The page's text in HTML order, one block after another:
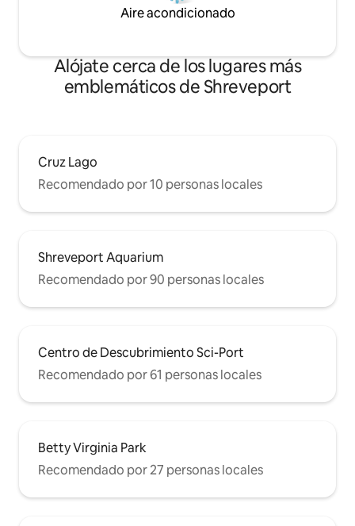
Aire acondicionado
Alójate cerca de los lugares más
emblemáticos de Shreveport
Cruz Lago
Recomendado por 10 personas locales
Shreveport Aquarium
Recomendado por 90 personas locales
Centro de Descubrimiento Sci-Port
Recomendado por 61 personas locales
Betty Virginia Park
Recomendado por 27 personas locales